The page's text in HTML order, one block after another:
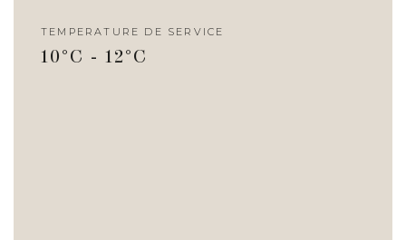
TEMPERATURE DE SERVICE
10°C - 12°C